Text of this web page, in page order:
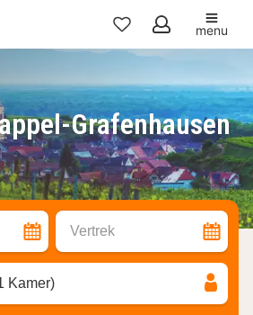
Mijn
menu
Grafenhausen
Vertrek
Kamer)